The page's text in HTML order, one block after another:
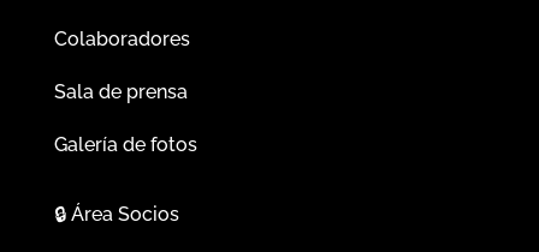
Colaboradores
Sala de prensa
Galería de fotos
🔒Área Socios